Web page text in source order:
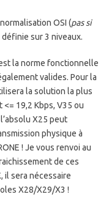
OSI (pas si
définie sur 3 niveaux.
la norme fonctionnelle
valides. Pour la
la solution la plus
19,2 Kbps, V35 ou
X25 peut
physique à
! Je vous renvoi au
de ces
, il sera nécessaire
X28/X29/X3 !